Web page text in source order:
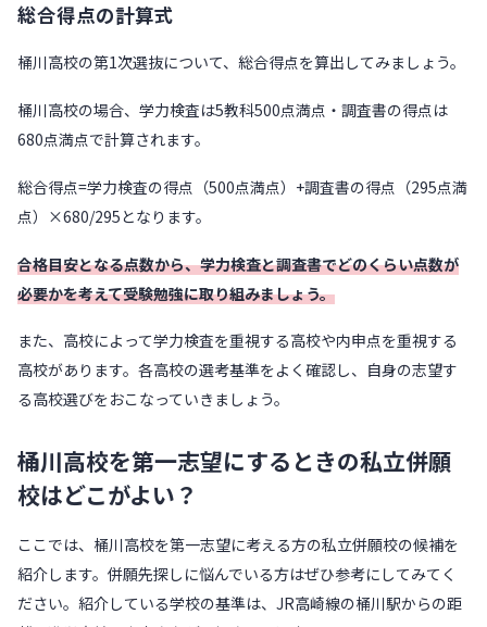
総合得点の計算式
桶川高校の第1次選抜について、総合得点を算出してみましょう。
桶川高校の場合、学力検査は5教科500点満点・調査書の得点は
680点満点で計算されます。
総合得点=学力検査の得点（500点満点）+調査書の得点（295点満
点）×680/295となります。
合格目安となる点数から、学力検査と調査書でどのくらい点数が
必要かを考えて受験勉強に取り組みましょう。
また、高校によって学力検査を重視する高校や内申点を重視する
高校があります。各高校の選考基準をよく確認し、自身の志望す
る高校選びをおこなっていきましょう。
桶川高校を第一志望にするときの私立併願
校はどこがよい？
ここでは、桶川高校を第一志望に考える方の私立併願校の候補を
紹介します。併願先探しに悩んでいる方はぜひ参考にしてみてく
ださい。紹介している学校の基準は、JR高崎線の桶川駅からの距